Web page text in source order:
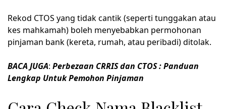
Rekod CTOS yang tidak cantik (seperti tunggakan atau
kes mahkamah) boleh menyebabkan permohonan
pinjaman bank (kereta, rumah, atau peribadi) ditolak.
BACA JUGA: Perbezaan CRRIS dan CTOS : Panduan
Lengkap Untuk Pemohon Pinjaman